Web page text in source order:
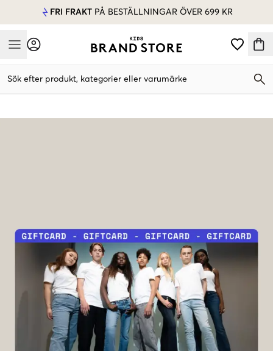
FRI FRAKT PÅ BESTÄLLNINGAR ÖVER 699 KR
Mobile Menu
Sök efter produkt, kategorier eller varumärke